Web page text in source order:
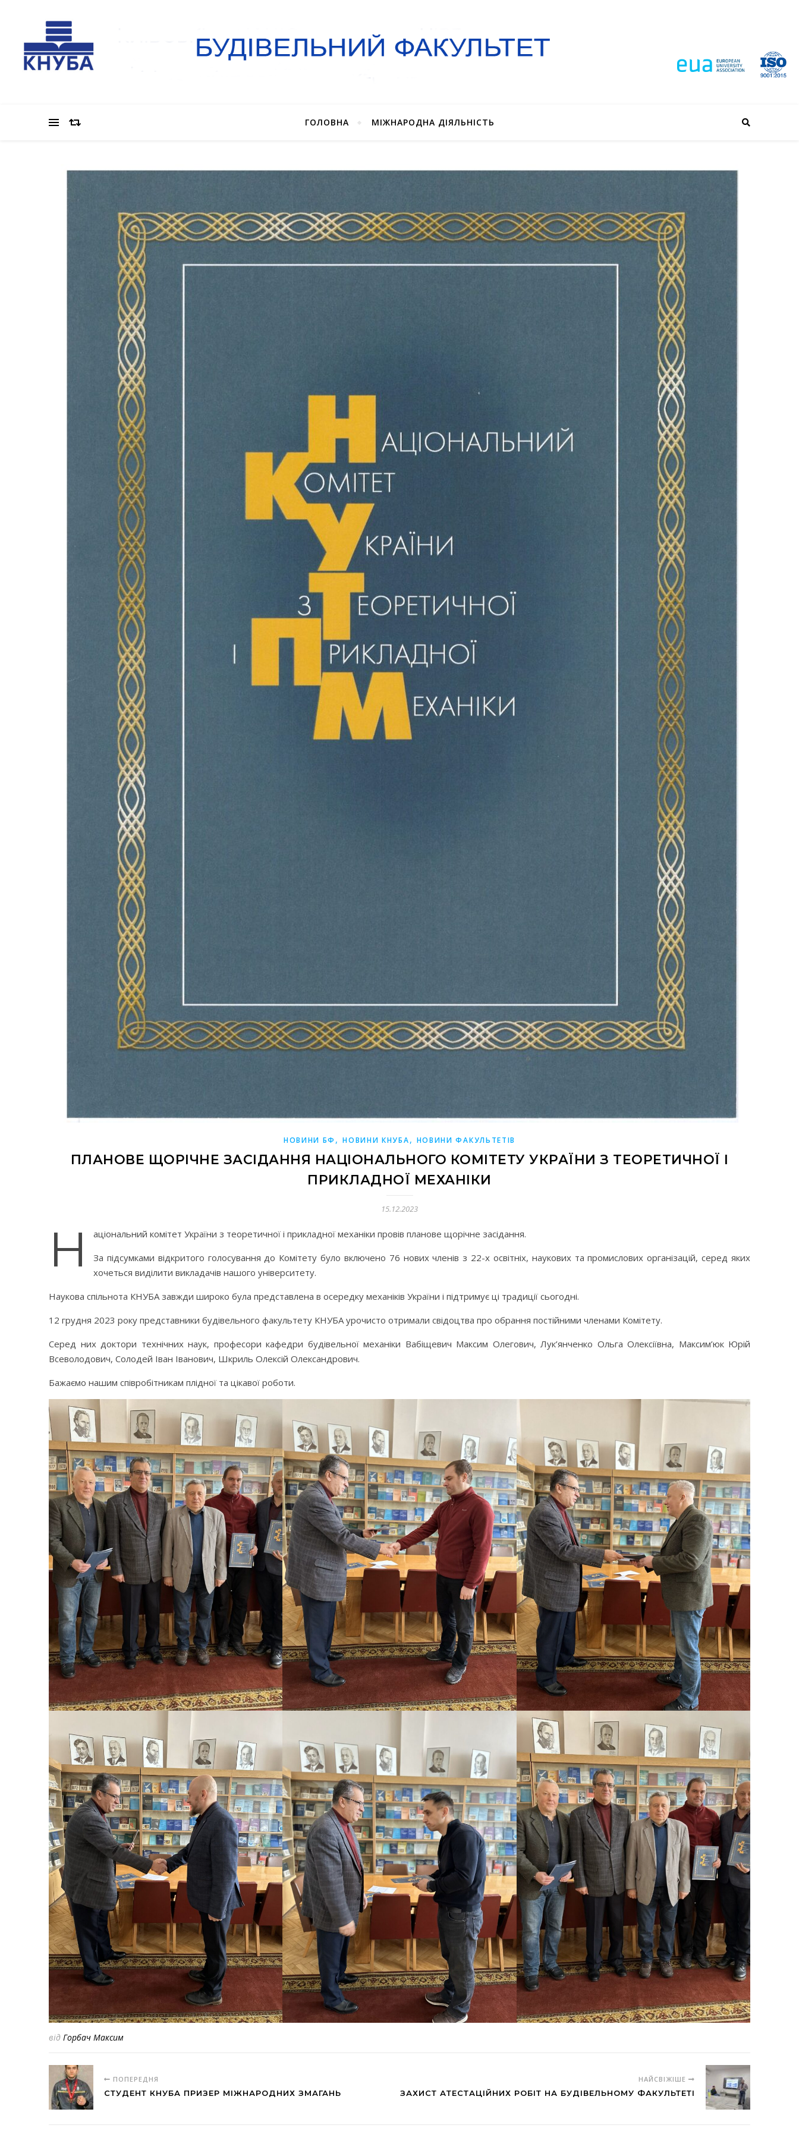
ГОЛОВНА МІЖНАРОДНА ДІЯЛЬНІСТЬ
НОВИНИ БФ ,НОВИНИ КНУБА, НОВИНИ ФАКУЛЬТЕТІВ
ПЛАНОВЕ ЩОРІЧНЕ ЗАСІДАННЯ НАЦІОНАЛЬНОГО КОМІТЕТУ УКРАЇНИ З ТЕОРЕТИЧНОЇ І
ПРИКЛАДНОЇ МЕХАНІКИ
15.12.2023
Н
аціональний комітет України з теоретичної і прикладної механіки провів планове щорічне засідання.
За підсумками відкритого голосування до Комітету було включено 76 нових членів з 22-х освітніх, наукових та промислових організацій, серед яких
хочеться виділити викладачів нашого університету.
Наукова спільнота КНУБА завжди широко була представлена в осередку механіків України і підтримує ці традиції сьогодні.
12 грудня 2023 року представники будівельного факультету КНУБА урочисто отримали свідоцтва про обрання постійними членами Комітету.
Серед них доктори технічних наук, професори кафедри будівельної механіки Вабіщевич Максим Олегович, Лук’янченко Ольга Олексіївна, Максим’юк Юрій
Всеволодович, Солодей Іван Іванович, Шкриль Олексій Олександрович.
Бажаємо нашим співробітникам плідної та цікавої роботи.
від Горбач Максим
ПОПЕРЕДНЯ
СТУДЕНТ КНУБА ПРИЗЕР МІЖНАРОДНИХ ЗМАГАНЬ
НАЙСВІЖІШЕ
ЗАХИСТ АТЕСТАЦІЙНИХ РОБІТ НА БУДІВЕЛЬНОМУ ФАКУЛЬТЕТІ